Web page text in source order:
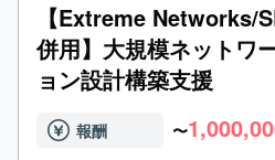
【Extreme Networks/
併用】大規模ネットワ
ョン設計構築支援
報酬 〜